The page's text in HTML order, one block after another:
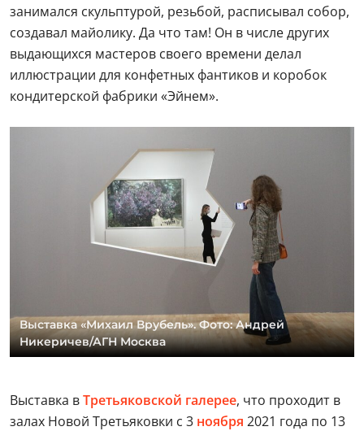
занимался скульптурой, резьбой, расписывал собор,
создавал майолику. Да что там! Он в числе других
выдающихся мастеров своего времени делал
иллюстрации для конфетных фантиков и коробок
кондитерской фабрики «Эйнем».
Выставка «Михаил Врубель». Фото: Андрей
Никеричев/АГН Москва
Выставка вТретьяковской галерее, что проходит в
залах Новой Третьяковки с 3 ноября 2021 года по 13